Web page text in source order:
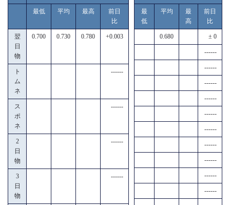
最低 平均 最高
前日
比
翌
日
物
0.700 0.730 0.780 +0.003
ト
ム
ネ
------
ス
ポ
ネ
------
2
日
物
------
3
日
物
------
最
低
平均
最
高
前日
比
0.680 ± 0
------
------
------
------
------
------
------
------
------
------